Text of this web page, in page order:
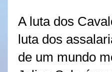
A luta dos
luta dos
de um mundo